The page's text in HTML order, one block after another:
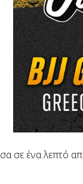
σε ένα λεπτό